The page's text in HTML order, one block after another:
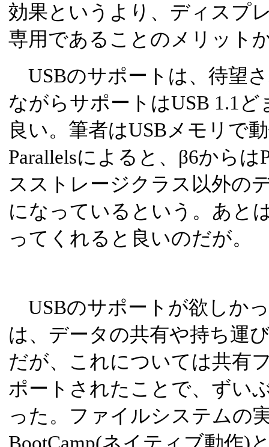
効果というより、ディスプ
専用であることのメリット
USBのサポートは、待望
ながらサポートはUSB 1.1
良い。筆者はUSBメモリで
Parallelsによると、β6から
スストレージクラス以外の
になっているという。あと
ってくれると良いのだが。
USBのサポートが欲しか
は、データの共有や持ち運
だが、これについては共有
ポートされたことで、ずい
った。ファイルシステムの
BootCamp(ネイティブ動作)